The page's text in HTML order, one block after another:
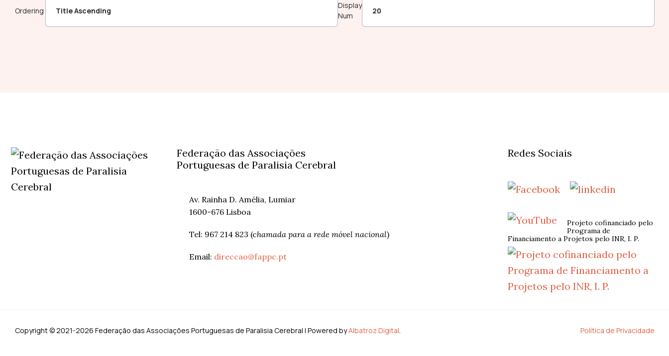
Ordering
Display
Num
Federação das Associações
Portuguesas de Paralisia Cerebral
Av. Rainha D. Amélia, Lumiar
1600-676 Lisboa
Tel: 967 214 823 (chamada para a rede móvel nacional)
Email: direccao@fappc.pt
Redes Sociais
Projeto cofinanciado pelo
Programa de
Financiamento a Projetos pelo INR, I. P.
Copyright ©2021-2026 Federação das Associações Portuguesas de Paralisia Cerebral | Powered byAlbatroz Digital. Política de Privacidade